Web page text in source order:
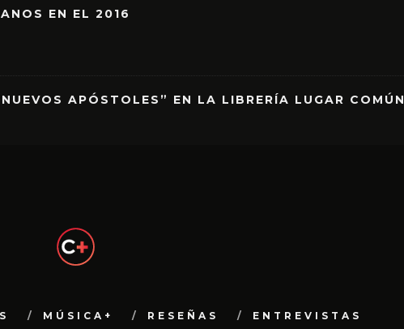
EN EL 2016
APÓSTOLES” EN LA LIBRERÍA LUGAR COMÚN
MÚSICA+ RESEÑAS ENTREVISTAS